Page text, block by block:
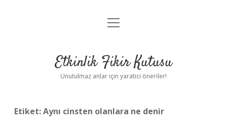
Anasayfa
Yasal Uyarı
menüyü
Etkinlik Fikir Kutusu
Unutulmaz anlar için yaratıcı öneriler!
Etiket:Aynı cinsten olanlara ne denir